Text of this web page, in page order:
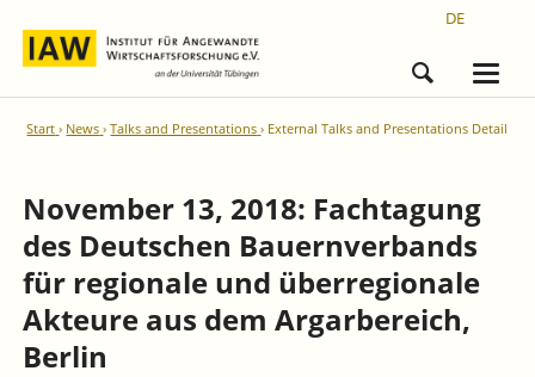
DE
Start News Talks and Presentations External Talks and Presentations Detail
November 13, 2018: Fachtagung
des Deutschen Bauernverbands
für regionale und überregionale
Akteure aus dem Argarbereich,
Berlin